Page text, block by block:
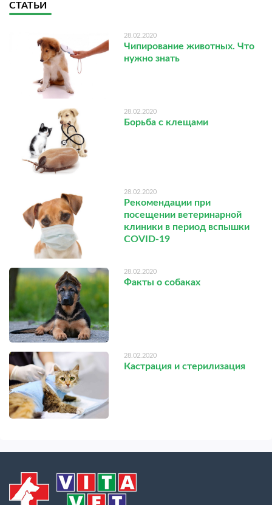
СТАТЬИ
28.02.2020
Чипирование животных. Что
нужно знать
28.02.2020
Борьба с клещами
28.02.2020
Рекомендации при
посещении ветеринарной
клиники в период вспышки
COVID-19
28.02.2020
Факты о собаках
28.02.2020
Кастрация и стерилизация